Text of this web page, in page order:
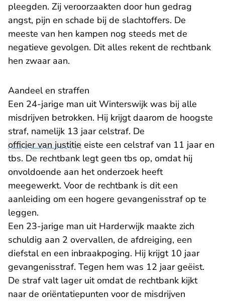
pleegden. Zij veroorzaakten door hun gedrag
angst, pijn en schade bij de slachtoffers. De
meeste van hen kampen nog steeds met de
negatieve gevolgen. Dit alles rekent de rechtbank
hen zwaar aan.
Aandeel en straffen
Een 24-jarige man uit Winterswijk was bij alle
misdrijven betrokken. Hij krijgt daarom de hoogste
straf, namelijk 13 jaar celstraf. De
officier van justitie eiste een celstraf van 11 jaar en
tbs. De rechtbank legt geen tbs op, omdat hij
onvoldoende aan het onderzoek heeft
meegewerkt. Voor de rechtbank is dit een
aanleiding om een hogere gevangenisstraf op te
leggen.
Een 23-jarige man uit Harderwijk maakte zich
schuldig aan 2 overvallen, de afdreiging, een
diefstal en een inbraakpoging. Hij krijgt 10 jaar
gevangenisstraf. Tegen hem was 12 jaar geëist.
De straf valt lager uit omdat de rechtbank kijkt
naarde oriëntatiepunten voor de misdrijven